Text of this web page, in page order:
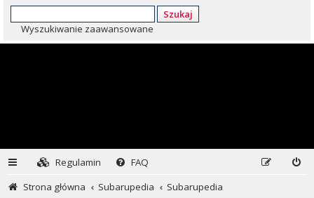
Szukaj
Wyszukiwanie zaawansowane
Regulamin
FAQ
Strona główna
Subarupedia Subarupedia